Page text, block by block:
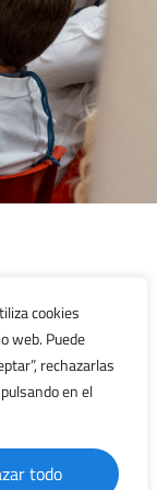
cookies
web. Puede
rechazarlas
en el
todo
Cookies